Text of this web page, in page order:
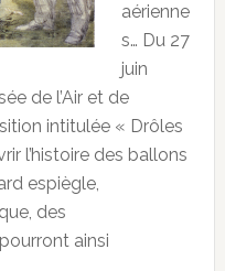
aérienne
s… Du 27
juin
de l’Air et de
intitulée « Drôles
l’histoire des ballons
espiègle,
des
ainsi